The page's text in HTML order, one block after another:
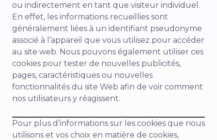
ou indirectement en tant que visiteur individuel.
En effet, les informations recueillies sont
généralement liées à un identifiant pseudonyme
associé à l’appareil que vous utilisez pour accéder
au site web. Nous pouvons également utiliser ces
cookies pour tester de nouvelles publicités,
pages, caractéristiques ou nouvelles
fonctionnalités du site Web afin de voir comment
nos utilisateurs y réagissent.
Pour plus d’informations sur les cookies que nous
utilisons et vos choix en matière de cookies,